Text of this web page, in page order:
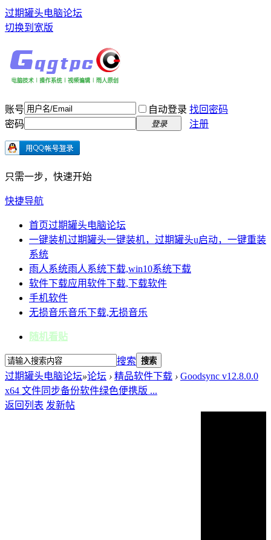
过期罐头电脑论坛
切换到宽版
账号 自动登录 找回密码
密码
登录 注册
只需一步，快速开始
快捷导航
首页过期罐头电脑论坛
一键装机过期罐头一键装机，过期罐头u启动，一键重装
系统
雨人系统雨人系统下载,win10系统下载
软件下载应用软件下载,下载软件
手机软件
无损音乐音乐下载,无损音乐
随机看贴
搜索 搜索
过期罐头电脑论坛»论坛 › 精品软件下载 › Goodsync v12.8.0.0
x64 文件同步备份软件绿色便携版 ...
返回列表 发新帖